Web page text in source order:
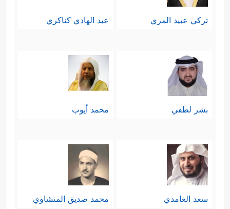
تركي عبيد المري عبد الهادي كناكري
بشر لطفي محمد أيوب
سعد الغامدي محمد صديق المنشاوي